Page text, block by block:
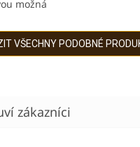
možná
bylinné
u
jsou bohaté...
VŠECHNY PODOBNÉ